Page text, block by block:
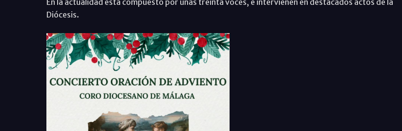
En la actualidad está compuesto por unas treinta voces, e intervienen en destacados actos de la
Diócesis.